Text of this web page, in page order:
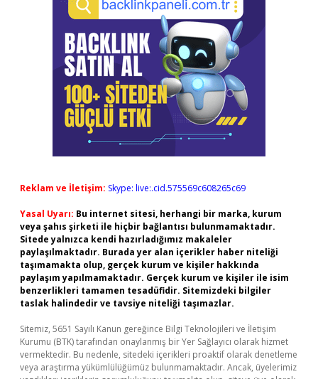
Reklam ve İletişim: Skype: live:.cid.575569c608265c69
Yasal Uyarı: Bu internet sitesi, herhangi bir marka, kurum
veya şahıs şirketi ile hiçbir bağlantısı bulunmamaktadır.
Sitede yalnızca kendi hazırladığımız makaleler
paylaşılmaktadır. Burada yer alan içerikler haber niteliği
taşımamakta olup, gerçek kurum ve kişiler hakkında
paylaşım yapılmamaktadır. Gerçek kurum ve kişiler ile isim
benzerlikleri tamamen tesadüfidir. Sitemizdeki bilgiler
taslak halindedir ve tavsiye niteliği taşımazlar.
Sitemiz, 5651 Sayılı Kanun gereğince Bilgi Teknolojileri ve İletişim
Kurumu (BTK) tarafından onaylanmış bir Yer Sağlayıcı olarak hizmet
vermektedir. Bu nedenle, sitedeki içerikleri proaktif olarak denetleme
veya araştırma yükümlülüğümüz bulunmamaktadır. Ancak, üyelerimiz